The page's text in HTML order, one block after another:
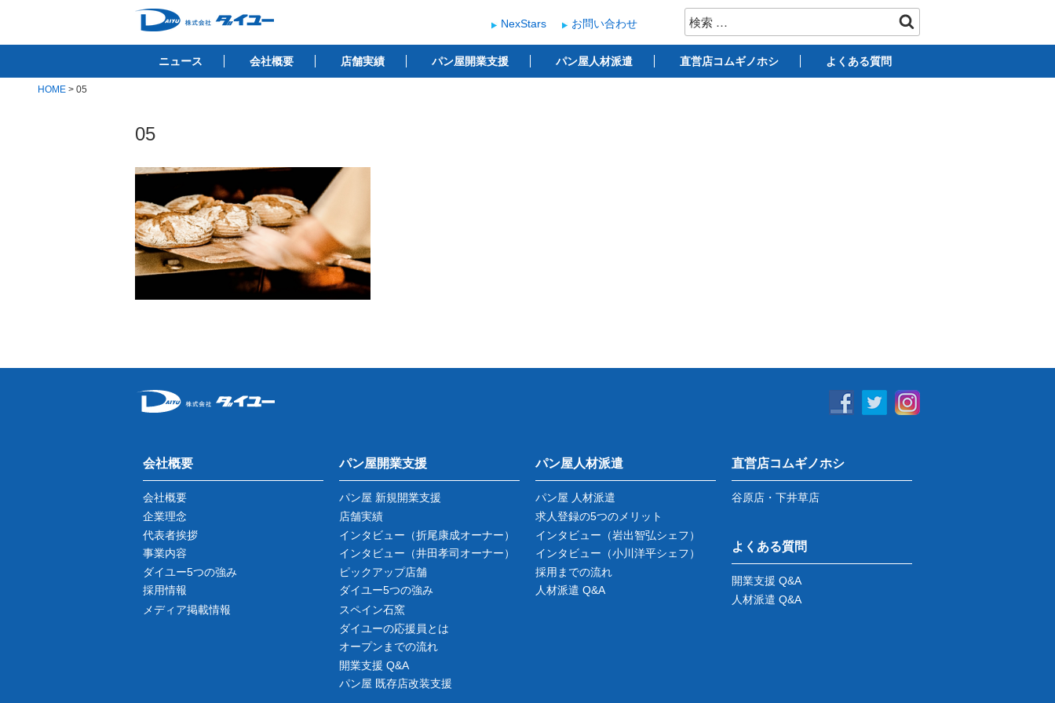
テ
株式会社ダイユー
1200件以上の開業サポート実績！！ ベーカリー開業支援
検
索:
NexStars お問い合わせ
ニュース 会社概要 店舗実績 パン屋開業支援 パン屋人材派遣 直営店コムギノホシ よくある質問
HOME > 05
05
会社概要
会社概要
企業理念
代表者挨拶
事業内容
ダイユー5つの強み
採用情報
メディア掲載情報
パン屋開業支援
パン屋 新規開業支援
店舗実績
インタビュー （折尾康成オーナー）
インタビュー （井田孝司オーナー）
ピックアップ店舗
ダイユー5つの強み
スペイン石窯
ダイユーの応援員とは
オープンまでの流れ
開業支援 Q&A
パン屋 既存店改装支援
パン屋人材派遣
パン屋 人材派遣
求人登録の5つのメリット
インタビュー （岩出智弘シェフ）
インタビュー （小川洋平シェフ）
採用までの流れ
人材派遣 Q&A
直営店コムギノホシ
谷原店・下井草店
よくある質問
開業支援 Q&A
人材派遣 Q&A